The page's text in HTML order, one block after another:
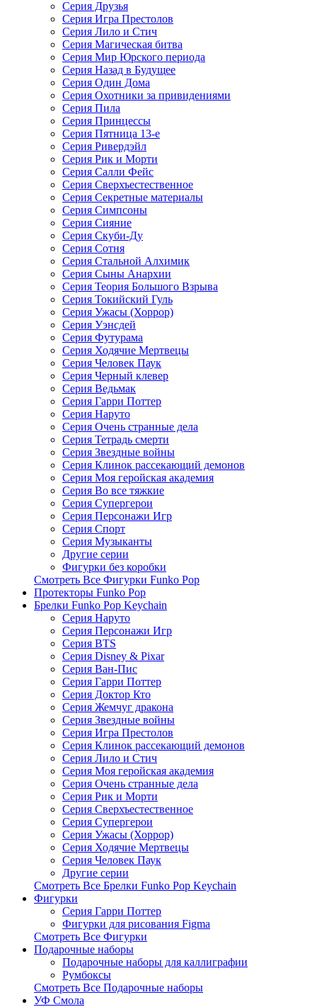
Серия Друзья
Серия Игра Престолов
Серия Лило и Стич
Серия Магическая битва
Серия Мир Юрского периода
Серия Назад в Будущее
Серия Один Дома
Серия Охотники за привидениями
Серия Пила
Серия Принцессы
Серия Пятница 13-е
Серия Ривердэйл
Серия Рик и Морти
Серия Салли Фейс
Серия Сверхъестественное
Серия Секретные материалы
Серия Симпсоны
Серия Сияние
Серия Скуби-Ду
Серия Сотня
Серия Стальной Алхимик
Серия Сыны Анархии
Серия Теория Большого Взрыва
Серия Токийский Гуль
Серия Ужасы (Хоррор)
Серия Уэнсдей
Серия Футурама
Серия Ходячие Мертвецы
Серия Человек Паук
Серия Черный клевер
Серия Ведьмак
Серия Гарри Поттер
Серия Наруто
Серия Очень странные дела
Серия Тетрадь смерти
Серия Звездные войны
Серия Клинок рассекающий демонов
Серия Моя геройская академия
Серия Во все тяжкие
Серия Супергерои
Серия Персонажи Игр
Серия Спорт
Серия Музыканты
Другие серии
Фигурки без коробки
Смотреть Все Фигурки Funko Pop
Протекторы Funko Pop
Брелки Funko Pop Keychain
Серия Наруто
Серия Персонажи Игр
Серия BTS
Серия Disney & Pixar
Серия Ван-Пис
Серия Гарри Поттер
Серия Доктор Кто
Серия Жемчуг дракона
Серия Звездные войны
Серия Игра Престолов
Серия Клинок рассекающий демонов
Серия Лило и Стич
Серия Моя геройская академия
Серия Очень странные дела
Серия Рик и Морти
Серия Сверхъестественное
Серия Супергерои
Серия Ужасы (Хоррор)
Серия Ходячие Мертвецы
Серия Человек Паук
Другие серии
Смотреть Все Брелки Funko Pop Keychain
Фигурки
Серия Гарри Поттер
Фигурки для рисования Figma
Смотреть Все Фигурки
Подарочные наборы
Подарочные наборы для каллиграфии
Румбоксы
Смотреть Все Подарочные наборы
УФ Смола